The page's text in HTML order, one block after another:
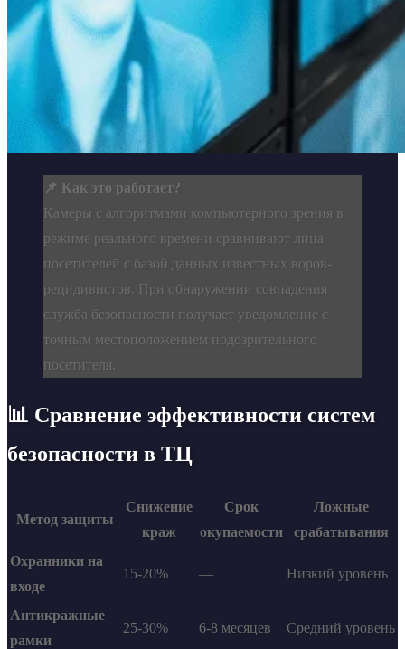
📌 Как это работает?
Камеры с алгоритмами компьютерного зрения в
режиме реального времени сравнивают лица
посетителей с базой данных известных воров-
рецидивистов. При обнаружении совпадения
служба безопасности получает уведомление с
точным местоположением подозрительного
посетителя.
📊 Сравнение эффективности систем
безопасности в ТЦ
Метод защиты
Снижение
краж
Срок
окупаемости
Ложные
срабатывания
Охранники на
входе
15-20% — Низкий уровень
Антикражные
рамки
25-30% 6-8 месяцев Средний уровень